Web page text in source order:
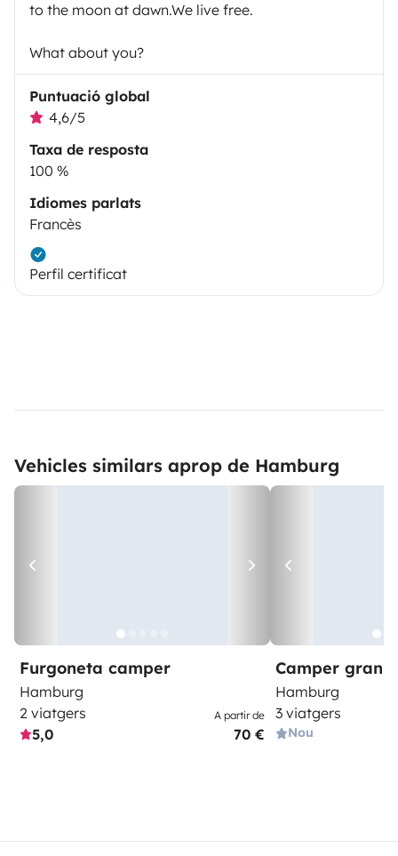
to the moon at dawn.We live free.
What about you?
Puntuació global
4,6/5
Taxa de resposta
100 %
Idiomes parlats
Francès
Perfil certificat
Vehicles similars aprop de Hamburg
Furgoneta camper
Hamburg
2 viatgers
5,0
A partir de
70 €
Camper gran
Hamburg
3 viatgers
Nou